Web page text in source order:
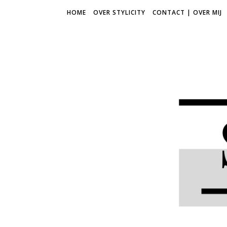
HOME OVER STYLICITY CONTACT | OVER MIJ